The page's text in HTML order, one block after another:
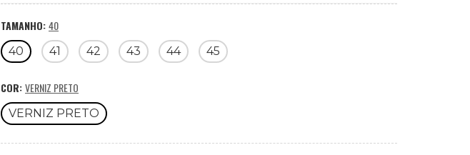
TAMANHO:40
40 41 42 43 44 45
COR:VERNIZ PRETO
VERNIZ PRETO